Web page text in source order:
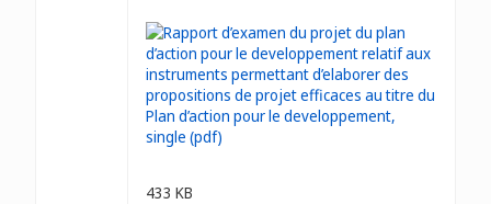
433 KB